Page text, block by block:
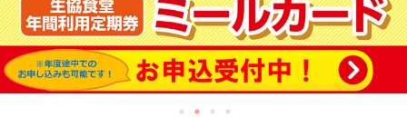
佐賀大学 新入生のお部屋探し
佐賀大学生向けのパソコン